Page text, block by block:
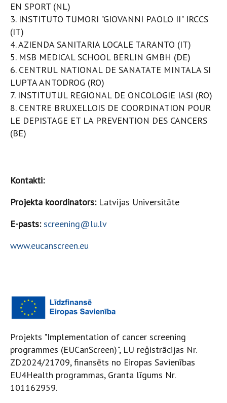
EN SPORT (NL)
3. INSTITUTO TUMORI "GIOVANNI PAOLO II" IRCCS
(IT)
4. AZIENDA SANITARIA LOCALE TARANTO (IT)
5. MSB MEDICAL SCHOOL BERLIN GMBH (DE)
6. CENTRUL NATIONAL DE SANATATE MINTALA SI
LUPTA ANTODROG (RO)
7. INSTITUTUL REGIONAL DE ONCOLOGIE IASI (RO)
8. CENTRE BRUXELLOIS DE COORDINATION POUR
LE DEPISTAGE ET LA PREVENTION DES CANCERS
(BE)
Kontakti:
Projekta koordinators:Latvijas Universitāte
E-pasts: screening@lu.lv
www.eucanscreen.eu
Projekts "Implementation of cancer screening
programmes (EUCanScreen)", LU reģistrācijas Nr.
ZD2024/21709, finansēts no Eiropas Savienības
EU4Health programmas, Granta līgums Nr.
101162959.